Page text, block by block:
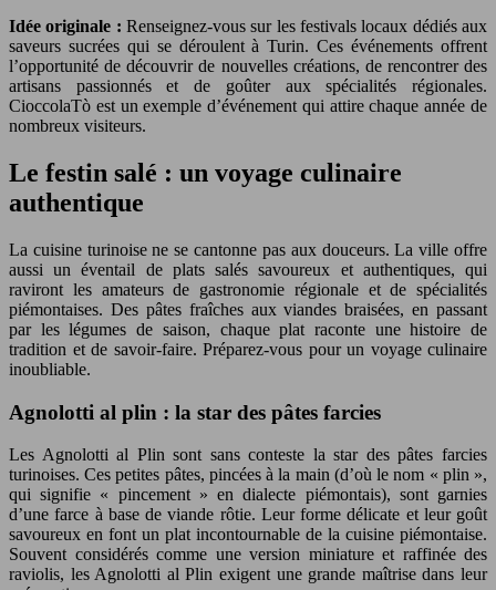
Idée originale : Renseignez-vous sur les festivals locaux dédiés aux
saveurs sucrées qui se déroulent à Turin. Ces événements offrent
l’opportunité de découvrir de nouvelles créations, de rencontrer des
artisans passionnés et de goûter aux spécialités régionales.
CioccolaTò est un exemple d’événement qui attire chaque année de
nombreux visiteurs.
Le festin salé : un voyage culinaire
authentique
La cuisine turinoise ne se cantonne pas aux douceurs. La ville offre
aussi un éventail de plats salés savoureux et authentiques, qui
raviront les amateurs de gastronomie régionale et de spécialités
piémontaises. Des pâtes fraîches aux viandes braisées, en passant
par les légumes de saison, chaque plat raconte une histoire de
tradition et de savoir-faire. Préparez-vous pour un voyage culinaire
inoubliable.
Agnolotti al plin : la star des pâtes farcies
Les Agnolotti al Plin sont sans conteste la star des pâtes farcies
turinoises. Ces petites pâtes, pincées à la main (d’où le nom « plin »,
qui signifie « pincement » en dialecte piémontais), sont garnies
d’une farce à base de viande rôtie. Leur forme délicate et leur goût
savoureux en font un plat incontournable de la cuisine piémontaise.
Souvent considérés comme une version miniature et raffinée des
raviolis, les Agnolotti al Plin exigent une grande maîtrise dans leur